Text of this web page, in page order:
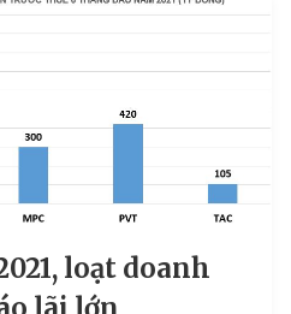
loạt doanh